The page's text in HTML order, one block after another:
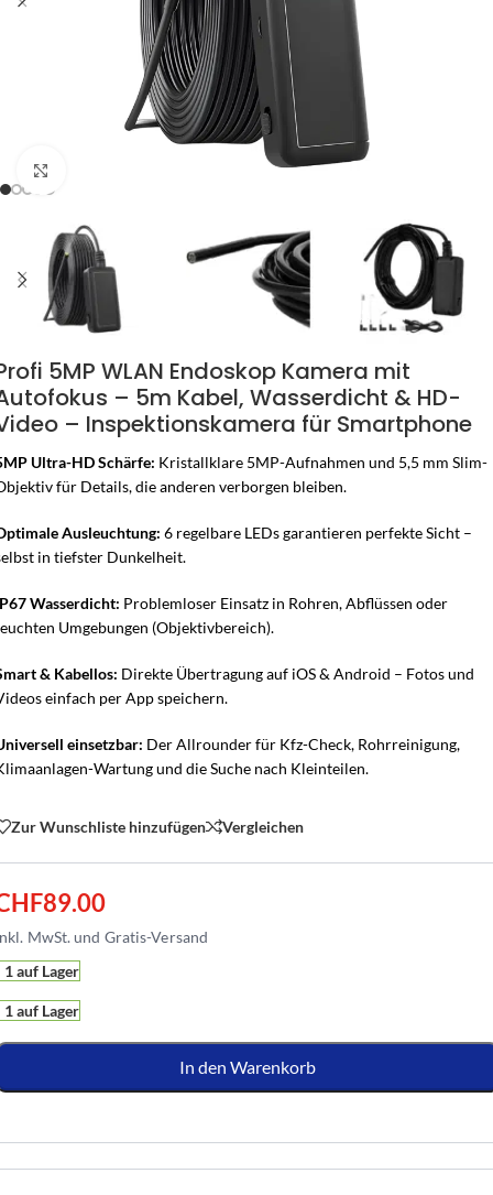
5MP WLAN Endoskop Kamera mit
– 5m Kabel, Wasserdicht & HD-
– Inspektionskamera für Smartphone
Ultra-HD Schärfe: Kristallklare 5MP-Aufnahmen und 5,5 mm Slim-
für Details, die anderen verborgen bleiben.
Ausleuchtung: 6 regelbare LEDs garantieren perfekte Sicht –
in tiefster Dunkelheit.
Wasserdicht: Problemloser Einsatz in Rohren, Abflüssen oder
Umgebungen (Objektivbereich).
& Kabellos: Direkte Übertragung auf iOS & Android – Fotos und
einfach per App speichern.
einsetzbar: Der Allrounder für Kfz-Check, Rohrreinigung,
Wartung und die Suche nach Kleinteilen.
Zur Wunschliste hinzufügen Vergleichen
89.00
1 auf Lager
1 auf Lager
In den Warenkorb